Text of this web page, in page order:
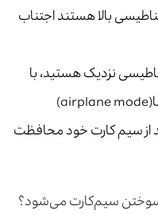
بالا هستند اجتناب
نزدیک هستید، با
قراردادن سیم‌کارت به حالت هواپیما(airplane mode)
از سیم کارت خود محافظت
سیم‌کارت می‌شود؟